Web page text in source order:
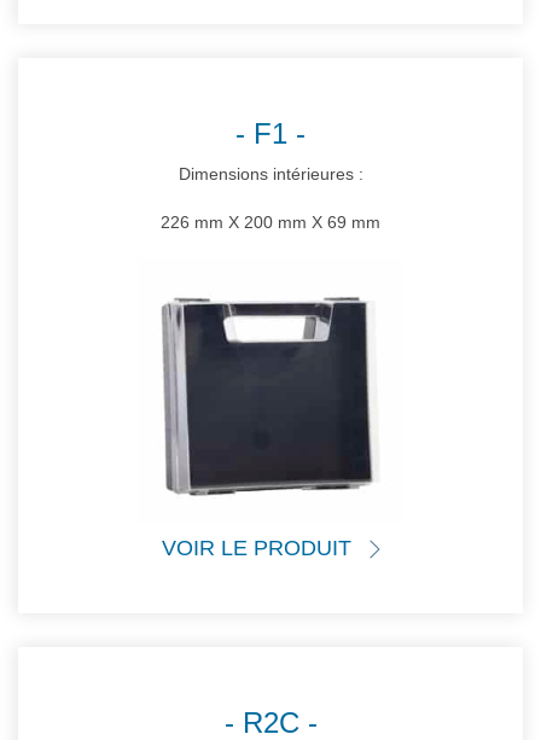
F1
Dimensions intérieures :
226 mm X 200 mm X 69 mm
VOIR LE PRODUIT
R2C